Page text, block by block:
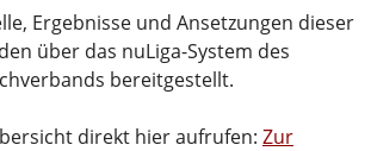
Ergebnisse und Ansetzungen dieser
über das nuLiga-System des
bereitgestellt.
direkt hier aufrufen: Zur